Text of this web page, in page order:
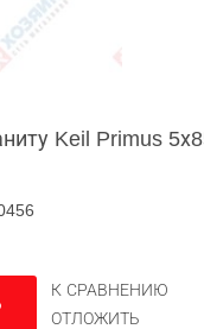
Keil Primus
К СРАВНЕНИЮ
ОТЛОЖИТЬ